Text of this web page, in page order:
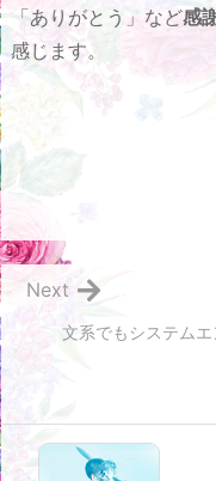
「ありがとう」など感
感じます。
文系でもシステム
Next